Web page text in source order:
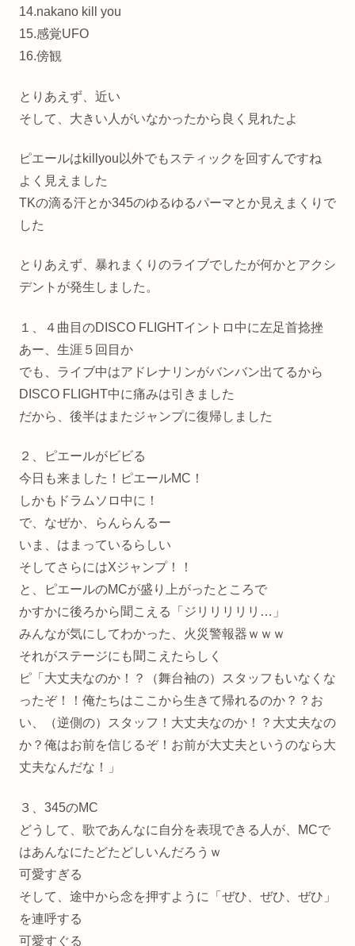
14.nakano kill you
15.感覚UFO
16.傍観
とりあえず、近い
そして、大きい人がいなかったから良く見れたよ
ピエールはkillyou以外でもスティックを回すんですね
よく見えました
TKの滴る汗とか345のゆるゆるパーマとか見えまくりで
した
とりあえず、暴れまくりのライブでしたが何かとアクシ
デントが発生しました。
１、４曲目のDISCO FLIGHTイントロ中に左足首捻挫
あー、生涯５回目か
でも、ライブ中はアドレナリンがバンバン出てるから
DISCO FLIGHT中に痛みは引きました
だから、後半はまたジャンプに復帰しました
２、ピエールがビビる
今日も来ました！ピエールMC！
しかもドラムソロ中に！
で、なぜか、らんらんるー
いま、はまっているらしい
そしてさらにはXジャンプ！！
と、ピエールのMCが盛り上がったところで
かすかに後ろから聞こえる「ジリリリリリ…」
みんなが気にしてわかった、火災警報器ｗｗｗ
それがステージにも聞こえたらしく
ピ「大丈夫なのか！？（舞台袖の）スタッフもいなくな
ったぞ！！俺たちはここから生きて帰れるのか？？お
い、（逆側の）スタッフ！大丈夫なのか！？大丈夫なの
か？俺はお前を信じるぞ！お前が大丈夫というのなら大
丈夫なんだな！」
３、345のMC
どうして、歌であんなに自分を表現できる人が、MCで
はあんなにたどたどしいんだろうｗ
可愛すぎる
そして、途中から念を押すように「ぜひ、ぜひ、ぜひ」
を連呼する
可愛すぐる